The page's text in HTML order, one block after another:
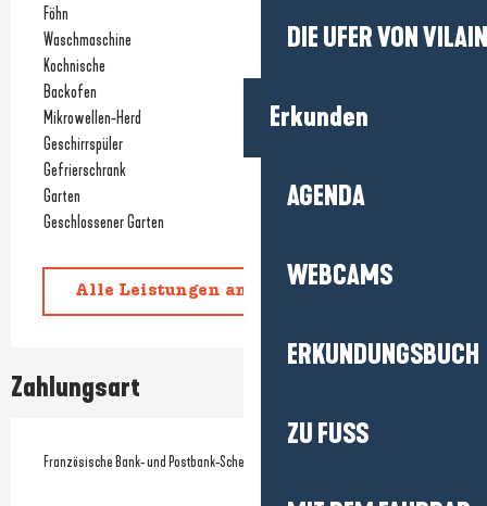
DIE UFER VON
Erkunden
AGENDA
WEBCAMS
ERKUNDUNGSBUCH
ZU FUSS
Föhn
Waschmaschine
Kochnische
Backofen
Mikrowellen-Herd
Geschirrspüler
Gefrierschrank
Garten
Geschlossener Garten
Alle Leistungen anzeigen
Zahlungsart
Französische Bank- und Postbank-Schecks